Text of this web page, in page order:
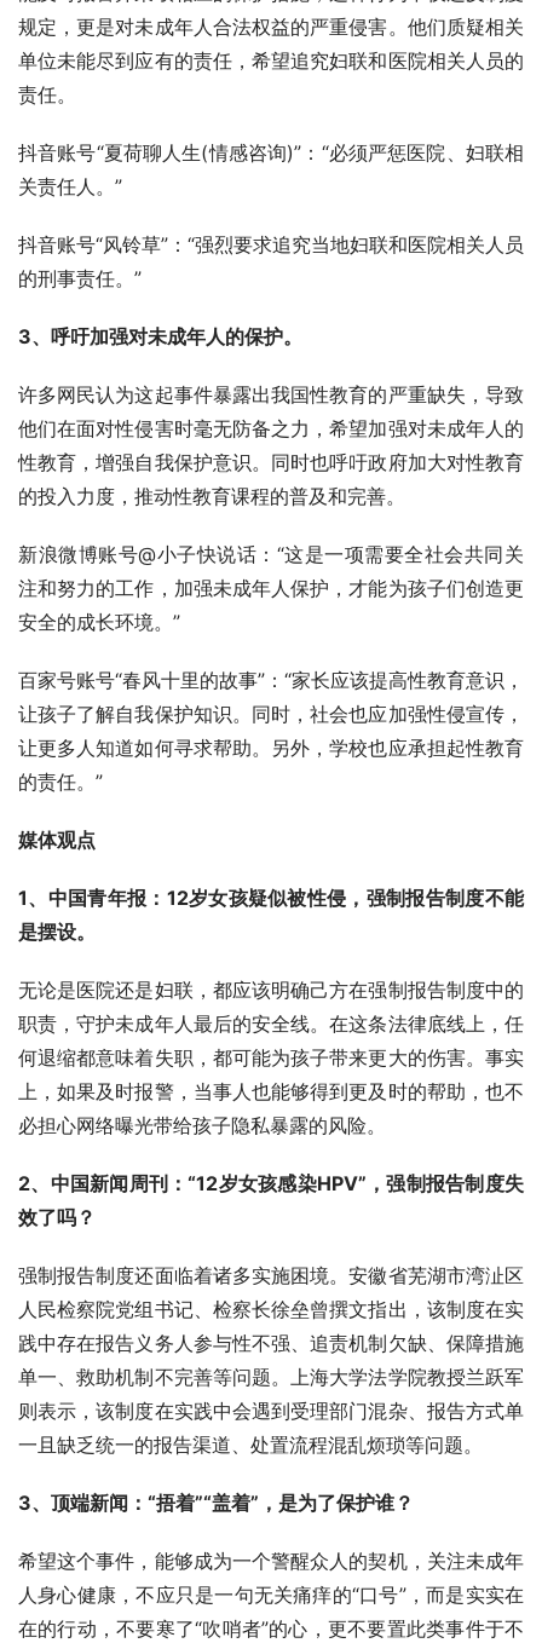
规定，更是对未成年人合法权益的严重侵害。他们质疑相关
单位未能尽到应有的责任，希望追究妇联和医院相关人员的
责任。
抖音账号“夏荷聊人生(情感咨询)”：“必须严惩医院、妇联相
关责任人。”
抖音账号“风铃草”：“强烈要求追究当地妇联和医院相关人员
的刑事责任。”
3、呼吁加强对未成年人的保护。
许多网民认为这起事件暴露出我国性教育的严重缺失，导致
他们在面对性侵害时毫无防备之力，希望加强对未成年人的
性教育，增强自我保护意识。同时也呼吁政府加大对性教育
的投入力度，推动性教育课程的普及和完善。
新浪微博账号@小子快说话：“这是一项需要全社会共同关
注和努力的工作，加强未成年人保护，才能为孩子们创造更
安全的成长环境。”
百家号账号“春风十里的故事”：“家长应该提高性教育意识，
让孩子了解自我保护知识。同时，社会也应加强性侵宣传，
让更多人知道如何寻求帮助。另外，学校也应承担起性教育
的责任。”
媒体观点
1、中国青年报：12岁女孩疑似被性侵，强制报告制度不能
是摆设。
无论是医院还是妇联，都应该明确己方在强制报告制度中的
职责，守护未成年人最后的安全线。在这条法律底线上，任
何退缩都意味着失职，都可能为孩子带来更大的伤害。事实
上，如果及时报警，当事人也能够得到更及时的帮助，也不
必担心网络曝光带给孩子隐私暴露的风险。
2、中国新闻周刊：“12岁女孩感染HPV”，强制报告制度失
效了吗？
强制报告制度还面临着诸多实施困境。安徽省芜湖市湾沚区
人民检察院党组书记、检察长徐垒曾撰文指出，该制度在实
践中存在报告义务人参与性不强、追责机制欠缺、保障措施
单一、救助机制不完善等问题。上海大学法学院教授兰跃军
则表示，该制度在实践中会遇到受理部门混杂、报告方式单
一且缺乏统一的报告渠道、处置流程混乱烦琐等问题。
3、顶端新闻：“捂着”“盖着”，是为了保护谁？
希望这个事件，能够成为一个警醒众人的契机，关注未成年
人身心健康，不应只是一句无关痛痒的“口号”，而是实实在
在的行动，不要寒了“吹哨者”的心，更不要置此类事件于不